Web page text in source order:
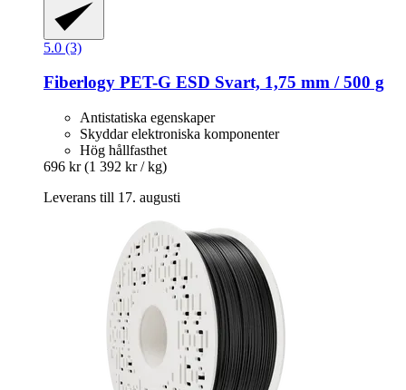
5.0 (3)
Fiberlogy PET-​G ESD Svart, 1,75 mm / 500 g
Antistatiska egenskaper
Skyddar elektroniska komponenter
Hög hållfasthet
696 kr (1 392 kr / kg)
Leverans till 17. augusti